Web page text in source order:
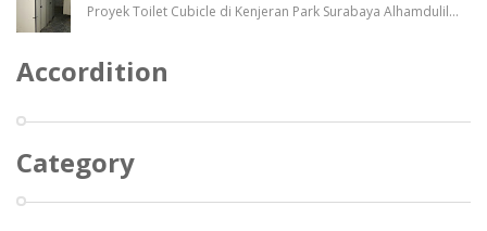
Proyek Toilet Cubicle di Kenjeran Park Surabaya Alhamdulil...
Accordition
Category